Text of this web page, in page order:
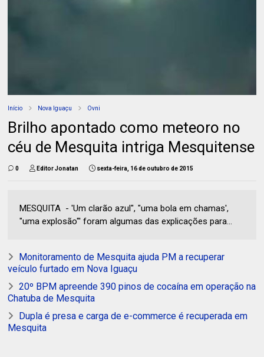
Início Nova Iguaçu Ovni
Brilho apontado como meteoro no
céu de Mesquita intriga Mesquitense
0 Editor Jonatan sexta-feira, 16 de outubro de 2015
MESQUITA - 'Um clarão azul", "uma bola em chamas',
"uma explosão"' foram algumas das explicações para...
Monitoramento de Mesquita ajuda PM a recuperar
veículo furtado em Nova Iguaçu
20º BPM apreende 390 pinos de cocaína em operação na
Chatuba de Mesquita
Dupla é presa e carga de e-commerce é recuperada em
Mesquita